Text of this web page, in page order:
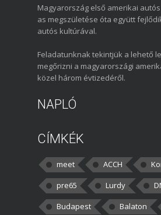
Magyarország első amerikai
as megszületése óta együtt
autós kultúrával.
Feladatunknak tekintjük a lehető
megőrizni a magyarországi
közel három évtizedéről.
NAPLÓ
CÍMKÉK
meet ACCH
pre65
Lurdy
Budapest
Balaton